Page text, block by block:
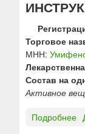
п
и
г
о
т
о
в
Д
О
Л
®
М
А
К
Торговое
МНН:
Состав на
Активное
Подробнее